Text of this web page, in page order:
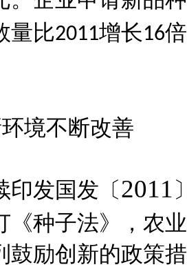
量比2011增长16
境不断改善
印发国发〔2011
《种子法》，农
鼓励创新的政策